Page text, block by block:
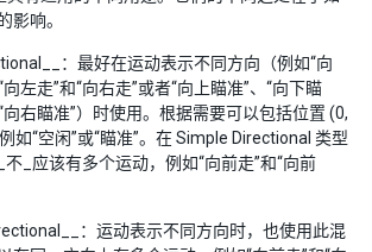
影响。
：最好在运动表示不同方向（例如“向
向左走”和“向右走”或者“向上瞄准”、“向下瞄
向右瞄准”）时使用。根据需要可以包括位置 (0,
如“空闲”或“瞄准”。在 Simple Directional 类型
_应该有多个运动，例如“向前走”和“向前
：运动表示不同方向时，也使用此混